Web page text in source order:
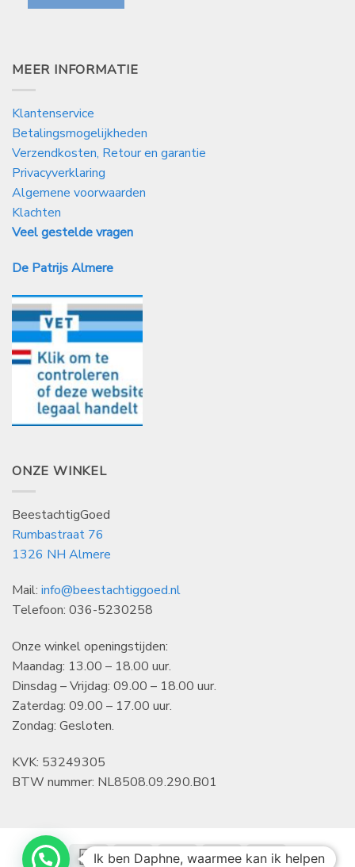
MEER INFORMATIE
Klantenservice
Betalingsmogelijkheden
Verzendkosten, Retour en garantie
Privacyverklaring
Algemene voorwaarden
Klachten
Veel gestelde vragen
De Patrijs Almere
ONZE WINKEL
BeestachtigGoed
Rumbastraat 76
1326 NH Almere
Mail: info@beestachtiggoed.nl
Telefoon: 036-5230258
Onze winkel openingstijden:
Maandag: 13.00 – 18.00 uur.
Dinsdag – Vrijdag: 09.00 – 18.00 uur.
Zaterdag: 09.00 – 17.00 uur.
Zondag: Gesloten.
KVK: 53249305
BTW nummer: NL8508.09.290.B01
IDeal Klarna Bancontact
CBC KBC
Ik ben Daphne, waarmee kan ik helpen